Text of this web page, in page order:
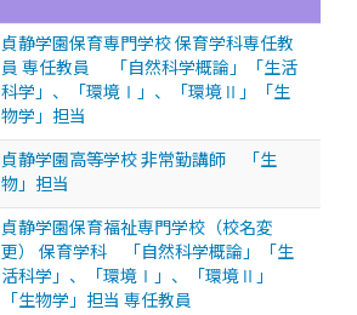
貞静学園保育専門学校 保育学科専任教
員 専任教員 「自然科学概論」「生活
科学」、「環境Ⅰ」、「環境Ⅱ」「生
物学」担当
貞静学園高等学校 非常勤講師 「生
物」担当
貞静学園保育福祉専門学校（校名変
更） 保育学科 「自然科学概論」「生
活科学」、「環境Ⅰ」、「環境Ⅱ」
「生物学」担当 専任教員